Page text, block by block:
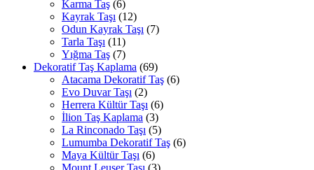
Karma Taş (6)
Kayrak Taşı (12)
Odun Kayrak Taşı (7)
Tarla Taşı (11)
Yığma Taş (7)
Dekoratif Taş Kaplama (69)
Atacama Dekoratif Taş (6)
Evo Duvar Taşı (2)
Herrera Kültür Taşı (6)
İlion Taş Kaplama (3)
La Rinconado Taşı (5)
Lumumba Dekoratif Taş (6)
Maya Kültür Taşı (6)
Mount Leuser Taşı (3)